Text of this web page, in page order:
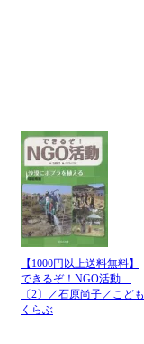
【1000円以上送料無料】
できるぞ！NGO活動
〔2〕／石原尚子／こども
くらぶ